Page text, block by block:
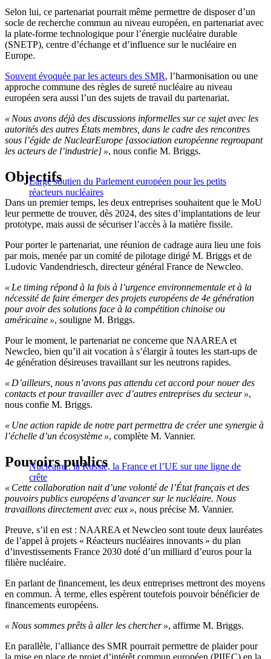
Selon lui, ce partenariat pourrait même permettre de disposer d’un
socle de recherche commun au niveau européen, en partenariat avec
la plate-forme technologique pour l’énergie nucléaire durable
(SNETP), centre d’échange et d’influence sur le nucléaire en
Europe.
Souvent évoquée par les acteurs des SMR, l’harmonisation ou une
approche commune des règles de sureté nucléaire au niveau
européen sera aussi l’un des sujets de travail du partenariat.
« Nous avons déjà des discussions informelles sur ce sujet avec les
autorités des autres États membres, dans le cadre des rencontres
sous l’égide de NuclearEurope [association européenne regroupant
les acteurs de l’industrie] », nous confie M. Briggs.
Large soutien du Parlement européen pour les petits
réacteurs nucléaires
Objectifs
Dans un premier temps, les deux entreprises souhaitent que le MoU
leur permette de trouver, dès 2024, des sites d’implantations de leur
prototype, mais aussi de sécuriser l’accès à la matière fissile.
Pour porter le partenariat, une réunion de cadrage aura lieu une fois
par mois, menée par un comité de pilotage dirigé M. Briggs et de
Ludovic Vandendriesch, directeur général France de Newcleo.
« Le timing répond à la fois à l’urgence environnementale et à la
nécessité de faire émerger des projets européens de 4e génération
pour avoir des solutions face à la compétition chinoise ou
américaine », souligne M. Briggs.
Pour le moment, le partenariat ne concerne que NAAREA et
Newcleo, bien qu’il ait vocation à s’élargir à toutes les start-ups de
4e génération désireuses travaillant sur les neutrons rapides.
« D’ailleurs, nous n’avons pas attendu cet accord pour nouer des
contacts et pour travailler avec d’autres entreprises du secteur »,
nous confie M. Briggs.
« Une action rapide de notre part permettra de créer une synergie à
l’échelle d’un écosystème », complète M. Vannier.
Nucléaire : la Russie, la France et l’UE sur une ligne de
crête
Pouvoirs publics
« Cette collaboration nait d’une volonté de l’État français et des
pouvoirs publics européens d’avancer sur le nucléaire. Nous
travaillons directement avec eux », nous précise M. Vannier.
Preuve, s’il en est : NAAREA et Newcleo sont toute deux lauréates
de l’appel à projets « Réacteurs nucléaires innovants » du plan
d’investissements France 2030 doté d’un milliard d’euros pour la
filière nucléaire.
En parlant de financement, les deux entreprises mettront des moyens
en commun. À terme, elles espèrent toutefois pouvoir bénéficier de
financements européens.
« Nous sommes prêts à aller les chercher », affirme M. Briggs.
En parallèle, l’alliance des SMR pourrait permettre de plaider pour
la mise en place de projet d’intérêt commun européen (PIIEC) en la